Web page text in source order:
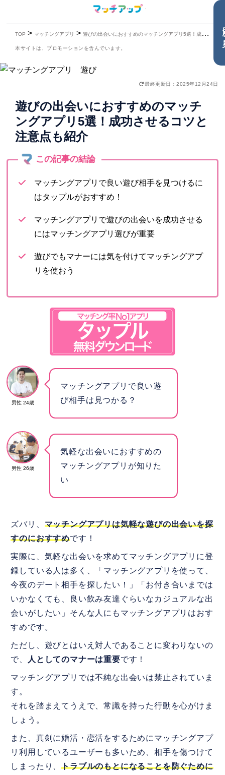
TOP >マッチングアプリ >遊びの出会いにおすすめのマッチングアプリ5選！成功させるコツと注意点も紹介
本サイトは、プロモーションを含んでいます。
最終更新日：2025年12月24日
遊びの出会いにおすすめのマッチ
ングアプリ5選！成功させるコツと
注意点も紹介
目
マッチングアプリで良い遊び相手を見つけるに
はタップルがおすすめ！
マッチングアプリで遊びの出会いを成功させる
にはマッチングアプリ選びが重要
遊びでもマナーには気を付けてマッチングアプ
リを使おう
男性 24歳
マッチングアプリで良い遊
び相手は見つかる？
男性 26歳
気軽な出会いにおすすめの
マッチングアプリが知りた
い
ズバリ、 マッチングアプリは気軽な遊びの出会いを探
すのにおすすめです！
実際に、気軽な出会いを求めてマッチングアプリに登
録している人は多く、「マッチングアプリを使って、
今夜のデート相手を探したい！」「お付き合いまでは
いかなくても、良い飲み友達ぐらいなカジュアルな出
会いがしたい」そんな人にもマッチングアプリはおす
すめです。
ただし、遊びとはいえ対人であることに変わりないの
で、
人としてのマナーは重要です！
マッチングアプリでは不純な出会いは禁止されていま
す。
それを踏まえてうえで、常識を持った行動を心がけま
しょう。
また、真剣に婚活・恋活をするためにマッチングアプ
リ利用しているユーザーも多いため、相手を傷つけて
しまったり、トラブルのもとになることを防ぐために